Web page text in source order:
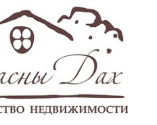
участки
Комерческая недвижимость
недвижимости
недвижимости
Другие разделы